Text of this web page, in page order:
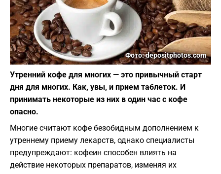
Фото: depositphotos.com
Утренний кофе для многих — это привычный старт
дня для многих. Как, увы, и прием таблеток. И
принимать некоторые из них в один час с кофе
опасно.
Многие считают кофе безобидным дополнением к
утреннему приему лекарств, однако специалисты
предупреждают: кофеин способен влиять на
действие некоторых препаратов, изменяя их